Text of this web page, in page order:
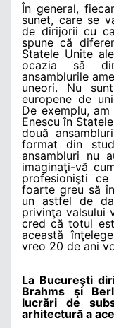
În general,
sunet, care se
de dirijorii cu
spune că
Statele Unite
ocazia să
ansamblurile
uneori. Nu
europene de
De exemplu,
Enescu în
două
format din
ansambluri nu
imaginaţi-vă
profesionişti
foarte greu să
un astfel de
privinţa valsului
cred că totul
această
vreo 20 de ani
La Bucureşti
Brahms şi
lucrări de
arhitectură a